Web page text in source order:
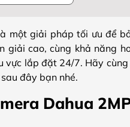
một giải pháp tối ưu để
giải cao, cùng khả năng
vực lắp đặt 24/7. Hãy cùng
đây bạn nhé.
Dahua